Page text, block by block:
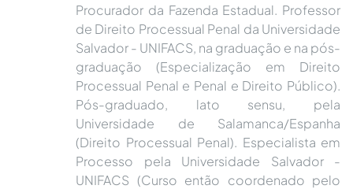
Procurador da Fazenda Estadual. Professor
de Direito Processual Penal da Universidade
Salvador - UNIFACS, na graduação e na pós-
graduação (Especialização em Direito
Processual Penal e Penal e Direito Público).
Pós-graduado, lato sensu, pela
Universidade de Salamanca/Espanha
(Direito Processual Penal). Especialista em
Processo pela Universidade Salvador -
UNIFACS (Curso então coordenado pelo